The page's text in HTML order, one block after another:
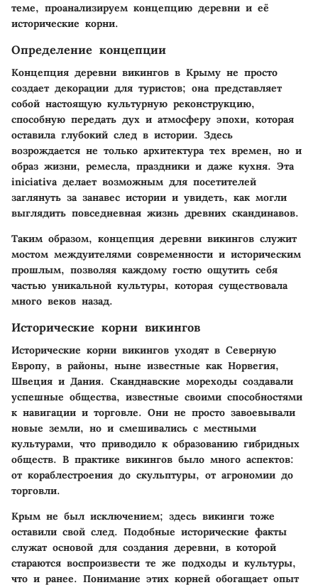
теме, проанализируем концепцию деревни и её
исторические корни.
Определение концепции
Концепция деревни викингов в Крыму не просто
создает декорации для туристов; она представляет
собой настоящую культурную реконструкцию,
способную передать дух и атмосферу эпохи, которая
оставила глубокий след в истории. Здесь
возрождается не только архитектура тех времен, но и
образ жизни, ремесла, праздники и даже кухня. Эта
iniciativa делает возможным для посетителей
заглянуть за занавес истории и увидеть, как могли
выглядить повседневная жизнь древних скандинавов.
Таким образом, концепция деревни викингов служит
мостом междуителями современности и историческим
прошлым, позволяя каждому гостю ощутить себя
частью уникальной культуры, которая существовала
много веков назад.
Исторические корни викингов
Исторические корни викингов уходят в Северную
Европу, в районы, ныне известные как Норвегия,
Швеция и Дания. Сканднавские мореходы создавали
успешные общества, известные своими способностями
к навигации и торговле. Они не просто завоевывали
новые земли, но и смешивались с местными
культурами, что приводило к образованию гибридных
обществ. В практике викингов было много аспектов:
от кораблестроения до скульптуры, от агрономии до
торговли.
Крым не был исключением; здесь викинги тоже
оставили свой след. Подобные исторические факты
служат основой для создания деревни, в которой
стараются воспроизвести те же подходы и культуры,
что и ранее. Понимание этих корней обогащает опыт